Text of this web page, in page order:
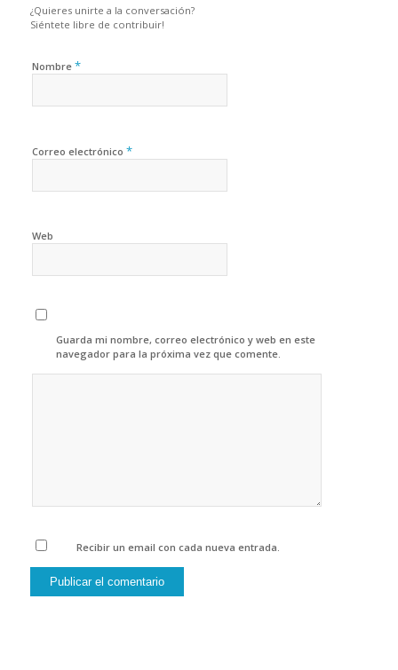
¿Quieres unirte a la conversación?
Siéntete libre de contribuir!
Nombre *
Correo electrónico *
Web
Guarda mi nombre, correo electrónico y web en este
navegador para la próxima vez que comente.
Recibir un email con cada nueva entrada.